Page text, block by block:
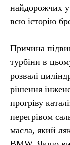
найдорожчих у
всю історію
Причина
турбіни в
розвалі
рішення
прогріву
перегрівом
масла, який